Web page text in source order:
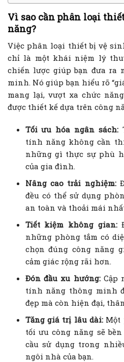
Vì sao cần phân loại
năng?
Việc phân loại thiết bị vệ
chỉ là một khái niệm lý
chiến lược giúp bạn đưa ra
minh. Nó giúp bạn hiểu rõ
mang lại, vượt xa chức
được thiết kế dựa trên công
Tối ưu hóa ngân sách:
tính năng không cần
những gì thực sự phù
của gia đình.
Nâng cao trải nghiệm:
đều có thể sử dụng
an toàn và thoải mái
Tiết kiệm không gian:
những phòng tắm có
chọn đúng công năng
cảm giác rộng rãi hơn.
Đón đầu xu hướng:Cập
tính năng thông minh
đẹp mà còn hiện đại,
Tăng giá trị lâu dài:Một
tối ưu công năng sẽ
cầu sử dụng trong
ngôi nhà của bạn.